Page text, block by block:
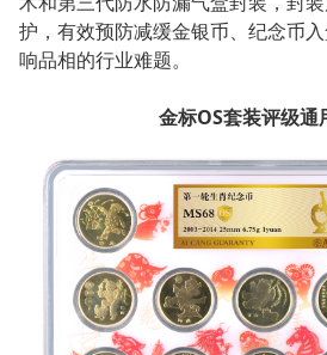
护，有效预防减缓金银币、纪念币
响品相的行业难题。
金标OS套装评级通